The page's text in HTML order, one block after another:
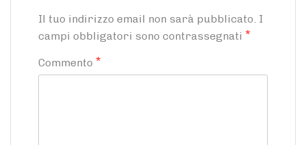
Il tuo indirizzo email non sarà pubblicato. I
campi obbligatori sono contrassegnati *
Commento *